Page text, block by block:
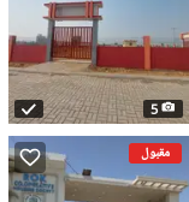
5
مقبول